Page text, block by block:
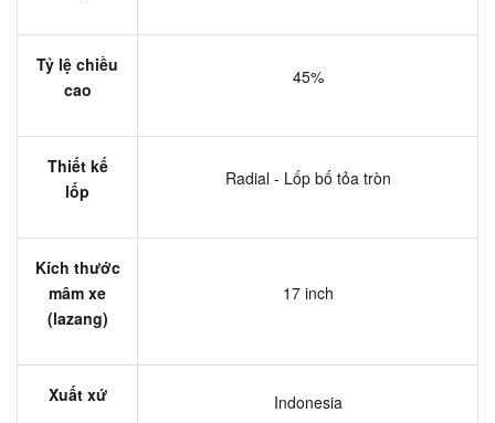
Tỷ lệ chiều
cao
45%
Thiết kế
lốp
Radial - Lốp bố tỏa tròn
Kích thước
mâm xe
(lazang)
17 inch
Xuất xứ Indonesia